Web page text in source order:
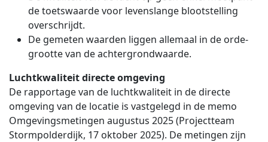
de toetswaarde voor levenslange blootstelling
overschrijdt.
De gemeten waarden liggen allemaal in de orde-
grootte van de achtergrondwaarde.
Luchtkwaliteit directe omgeving
De rapportage van de luchtkwaliteit in de directe
omgeving van de locatie is vastgelegd in de memo
Omgevingsmetingen augustus 2025 (Projectteam
Stormpolderdijk, 17 oktober 2025). De metingen zijn